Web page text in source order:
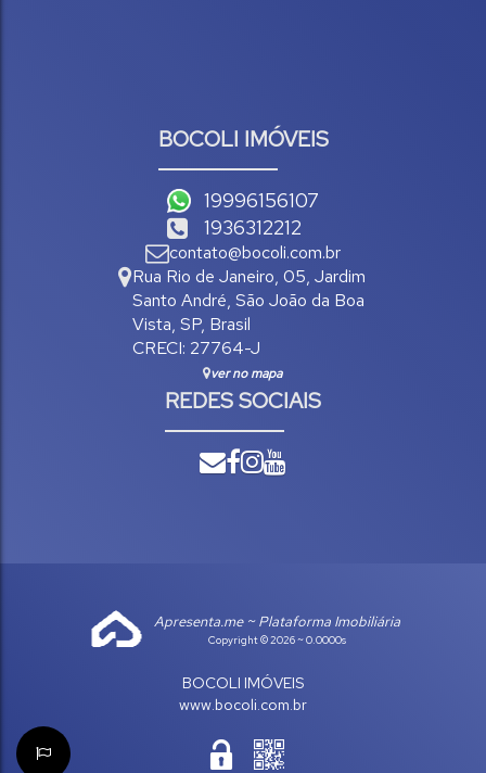
BOCOLI IMÓVEIS
19996156107
1936312212
contato@bocoli.com.br
Rua Rio de Janeiro, 05, Jardim
Santo André, São João da Boa
Vista, SP, Brasil
CRECI: 27764-J
ver no mapa
REDES SOCIAIS
Apresenta.me ~ Plataforma Imobiliária
Copyright © 2026 ~ 0.0000s
BOCOLI IMÓVEIS
www.bocoli.com.br